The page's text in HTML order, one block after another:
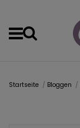
Startseite Bloggen